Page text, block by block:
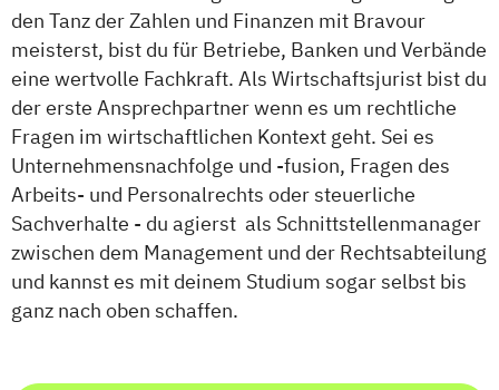
den Tanz der Zahlen und Finanzen mit Bravour
meisterst, bist du für Betriebe, Banken und Verbände
eine wertvolle Fachkraft. Als Wirtschaftsjurist bist du
der erste Ansprechpartner wenn es um rechtliche
Fragen im wirtschaftlichen Kontext geht. Sei es
Unternehmensnachfolge und -fusion, Fragen des
Arbeits- und Personalrechts oder steuerliche
Sachverhalte - du agierst als Schnittstellenmanager
zwischen dem Management und der Rechtsabteilung
und kannst es mit deinem Studium sogar selbst bis
ganz nach oben schaffen.